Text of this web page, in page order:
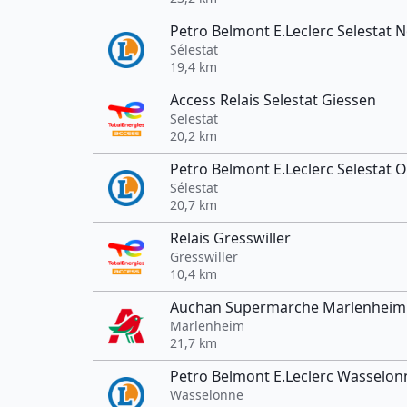
Petro Belmont E.Leclerc Selestat
Sélestat
19,4 km
Access Relais Selestat Giessen
Selestat
20,2 km
Petro Belmont E.Leclerc Selestat
Sélestat
20,7 km
Relais Gresswiller
Gresswiller
10,4 km
Auchan Supermarche Marlenheim
Marlenheim
21,7 km
Petro Belmont E.Leclerc
Wasselonne